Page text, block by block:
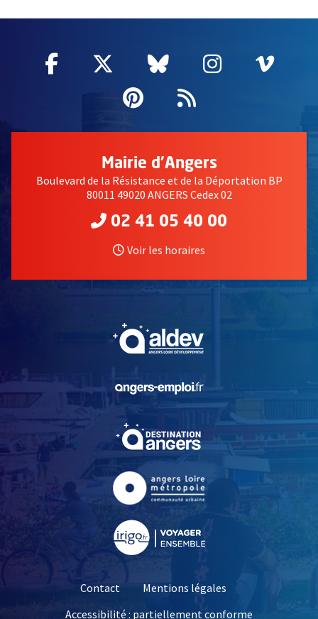
Facebook
, Ouvre une nouvelle fenêtre
Twitter
, Ouvre une nouvelle
Bluesky
, Ouvre une
Instagram
, Ouvre
,
Pinterest
, Ouvre une
Flux RSS
Mairie d'Angers
Boulevard de la Résistance et de la Déportation BP
80011 49020 ANGERS Cedex 02
02 41 05 40 00
Voir les horaires
, Ouvre une nouvelle
, Ouvre une nouvelle
Contact
Mentions légales
Accessibilité : partiellement conforme